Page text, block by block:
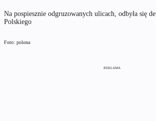
Na pospiesznie odgruzowanych ulicach, odbyła się
Polskiego
Foto: polona
REKLAMA